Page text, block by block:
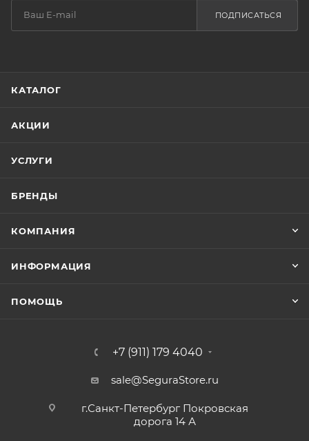
ПОДПИСАТЬСЯ
КАТАЛОГ
АКЦИИ
УСЛУГИ
БРЕНДЫ
КОМПАНИЯ
ИНФОРМАЦИЯ
ПОМОЩЬ
+7 (911) 179 4040
sale@SeguraStore.ru
г.Санкт-Петербург Покровская
дорога 14 А